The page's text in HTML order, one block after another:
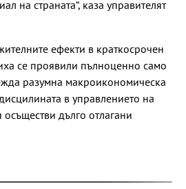
на страната“, каза управителят
ефекти в краткосрочен
се проявили пълноценно само
разумна макроикономическа
в управлението на
дълго отлагани